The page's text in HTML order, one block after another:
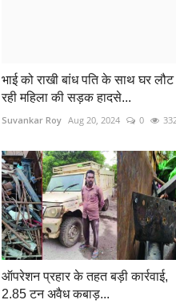
भाई को राखी बांध पति के साथ घर लौट
रही महिला की सड़क हादसे...
Suvankar Roy Aug 20, 2024 0
ऑपरेशन प्रहार के तहत बड़ी कार्रवाई,
2.85 टन अवैध कबाड़...